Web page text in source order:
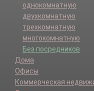
однокомнатную
двухкомнатную
трехкомнатную
многокомнатную
Без посредников
Дома
Офисы
Коммерческая